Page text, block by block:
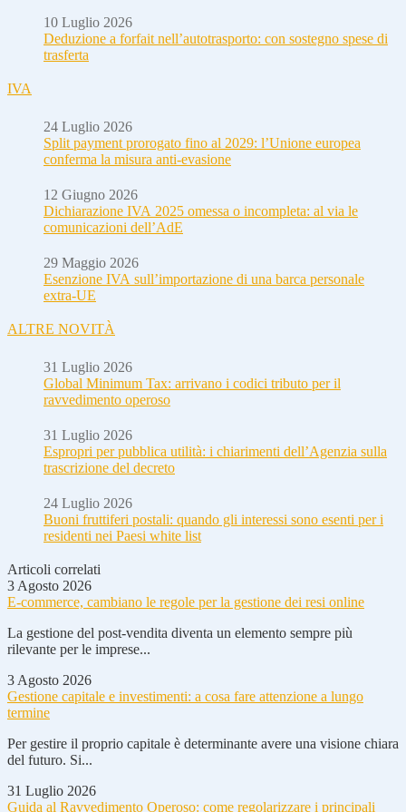
10 Luglio 2026
Deduzione a forfait nell’autotrasporto: con sostegno spese di
trasferta
IVA
24 Luglio 2026
Split payment prorogato fino al 2029: l’Unione europea
conferma la misura anti-evasione
12 Giugno 2026
Dichiarazione IVA 2025 omessa o incompleta: al via le
comunicazioni dell’AdE
29 Maggio 2026
Esenzione IVA sull’importazione di una barca personale
extra-UE
ALTRE NOVITÀ
31 Luglio 2026
Global Minimum Tax: arrivano i codici tributo per il
ravvedimento operoso
31 Luglio 2026
Espropri per pubblica utilità: i chiarimenti dell’Agenzia sulla
trascrizione del decreto
24 Luglio 2026
Buoni fruttiferi postali: quando gli interessi sono esenti per i
residenti nei Paesi white list
Articoli correlati
3 Agosto 2026
E-commerce, cambiano le regole per la gestione dei resi online
La gestione del post-vendita diventa un elemento sempre più
rilevante per le imprese...
3 Agosto 2026
Gestione capitale e investimenti: a cosa fare attenzione a lungo
termine
Per gestire il proprio capitale è determinante avere una visione chiara
del futuro. Si...
31 Luglio 2026
Guida al Ravvedimento Operoso: come regolarizzare i principali